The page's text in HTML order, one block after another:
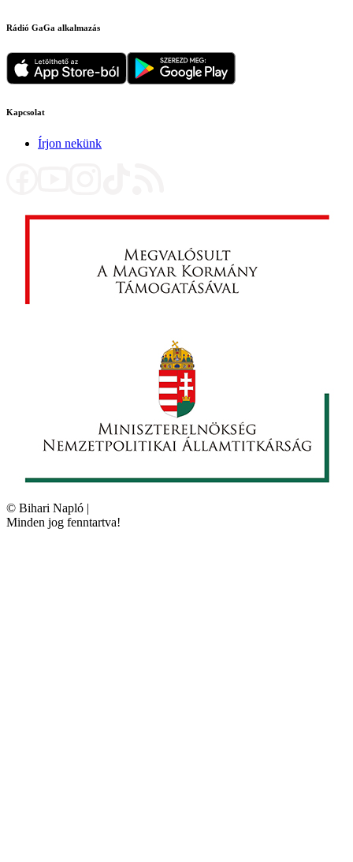
Rádió GaGa alkalmazás
Kapcsolat
Írjon nekünk
© Bihari Napló |
Minden jog fenntartva!